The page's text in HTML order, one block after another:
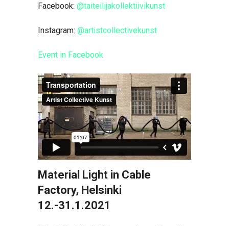
Facebook: @taiteilijakollektiivikunst
Instagram: @artistcollectivekunst
Event in Facebook
Material Light in Cable
Factory, Helsinki
12.-31.1.2021